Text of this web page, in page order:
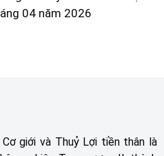
04 năm 2026
Cơ giới và Thuỷ Lợi tiền thân là